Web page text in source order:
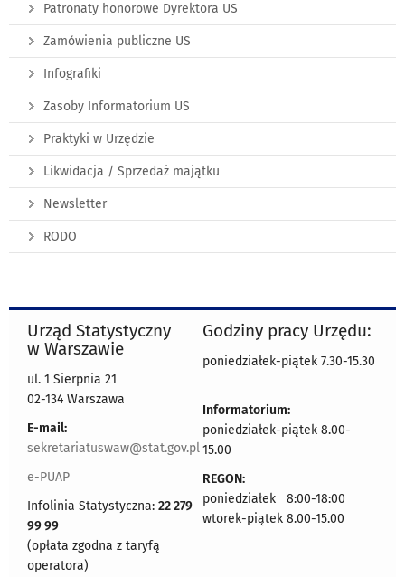
Patronaty honorowe Dyrektora US
Zamówienia publiczne US
Infografiki
Zasoby Informatorium US
Praktyki w Urzędzie
Likwidacja / Sprzedaż majątku
Newsletter
RODO
Urząd Statystyczny
w Warszawie
ul. 1 Sierpnia 21
02-134 Warszawa
E-mail:
sekretariatuswaw@stat.gov.pl
e-PUAP
Infolinia Statystyczna: 22 279
99 99
(opłata zgodna z taryfą
operatora)
Godziny pracy Urzędu:
poniedziałek-piątek 7.30-15.30
Informatorium:
poniedziałek-piątek 8.00-
15.00
REGON:
poniedziałek 8:00-18:00
wtorek-piątek 8.00-15.00